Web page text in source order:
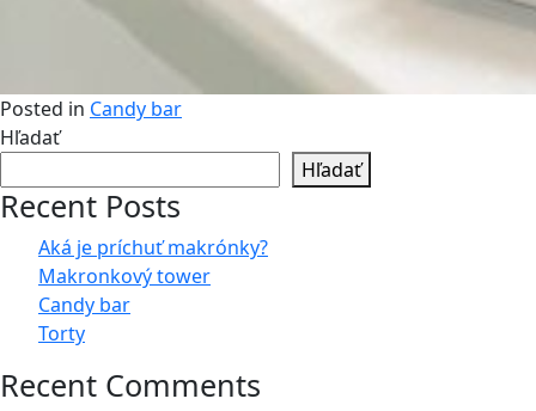
Posted in Candy bar
Hľadať
Hľadať
Recent Posts
Aká je príchuť makrónky?
Makronkový tower
Candy bar
Torty
Recent Comments